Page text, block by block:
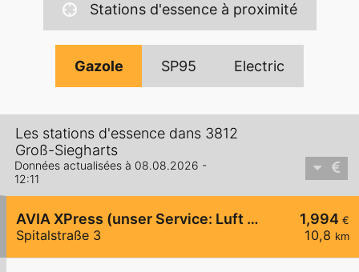
Stations d'essence à proximité
Gazole SP95 Electric
Les stations d'essence dans 3812
Groß-Siegharts
Données actualisées à 08.08.2026 -
12:11
1,994 €
10,8 km
AVIA XPress (unser Service: Luft und Wasser)
Spitalstraße 3